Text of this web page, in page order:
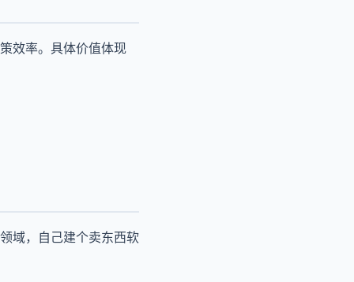
效率。具体价值体现
域，自己建个卖东西软